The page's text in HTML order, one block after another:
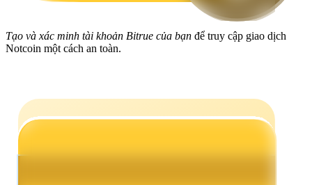
Earn
Tạo và xác minh tài khoản Bitrue của bạn để truy cập giao dịch
Notcoin một cách an toàn.